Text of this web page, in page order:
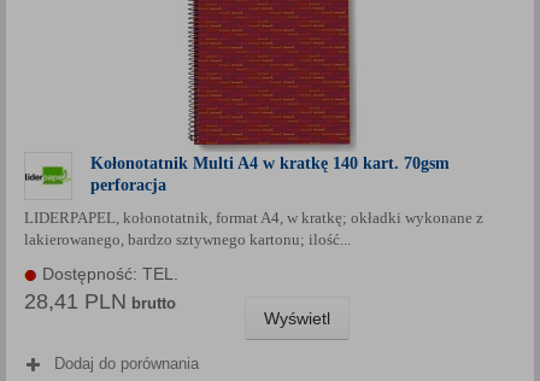
Kołonotatnik Multi A4 w kratkę 140 kart. 70gsm
perforacja
LIDERPAPEL, kołonotatnik, format A4, w kratkę; okładki wykonane z
lakierowanego, bardzo sztywnego kartonu; ilość...
Dostępność: TEL.
28,41 PLN brutto
Wyświetl
Dodaj do porównania